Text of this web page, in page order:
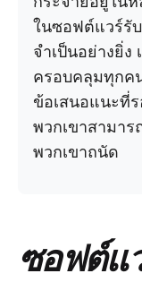
ในซอฟต์แวร์รั
จำเป็นอย่างยิ่ง
ครอบคลุมทุกค
ข้อเสนอแนะที่
พวกเขาสามา
พวกเขาถนัด
ซอฟต์แ